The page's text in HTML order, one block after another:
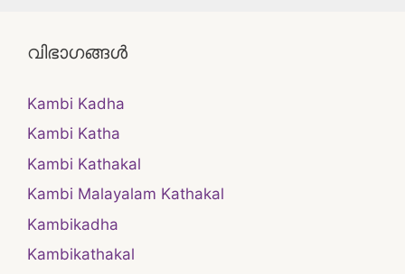
വിഭാഗങ്ങൾ
Kambi Kadha
Kambi Katha
Kambi Kathakal
Kambi Malayalam Kathakal
Kambikadha
Kambikathakal